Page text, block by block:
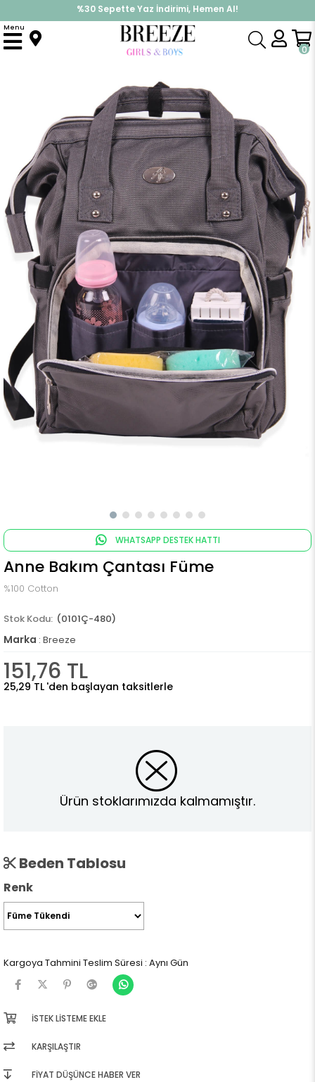
%30 Sepette Yaz İndirimi, Hemen Al!
İndirimlere ek %10 İndirimi Kap, Hemen Üye Ol!
0
Menu
Anasayfa Çanta Anne Bakım Çantası Füme
WHATSAPP DESTEK HATTI
Anne Bakım Çantası Füme
%100 Cotton
(0101Ç-480)
Marka : Breeze
151,76 TL
25,29 TL 'den başlayan taksitlerle
Ürün stoklarımızda kalmamıştır.
Beden Tablosu
Renk
Kargoya Tahmini Teslim Süresi : Aynı Gün
İSTEK LISTEME EKLE
KARŞILAŞTIR
FIYAT DÜŞÜNCE HABER VER